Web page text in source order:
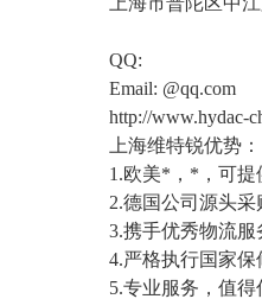
QQ:
Email: @qq.com
http://www.hydac-
上海维特锐优势：
1.欧美*，*，可提
2.德国公司源头
3.携手优秀物流
4.严格执行国家
5.专业服务，值